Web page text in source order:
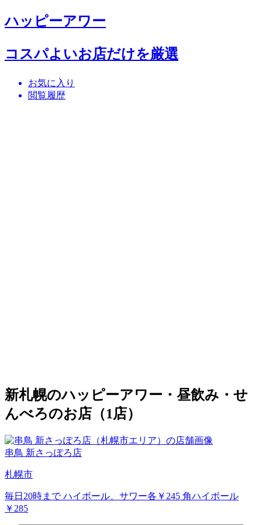
ハッピーアワー
コスパよいお店だけを厳選
お気に入り
閲覧履歴
新札幌のハッピーアワー・昼飲み・せ
んべろのお店（1店）
串鳥 新さっぽろ店
札幌市
毎日20時まで ハイボール、サワー各￥245 角ハイボール
￥285